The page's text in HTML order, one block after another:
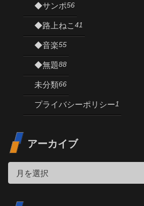
◆サンポ56
◆路上ねこ 41
◆音楽55
◆無題88
未分類66
プライバシーポリシー1
アーカイブ